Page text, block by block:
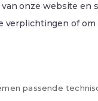
onze website
verplichtingen of
passende